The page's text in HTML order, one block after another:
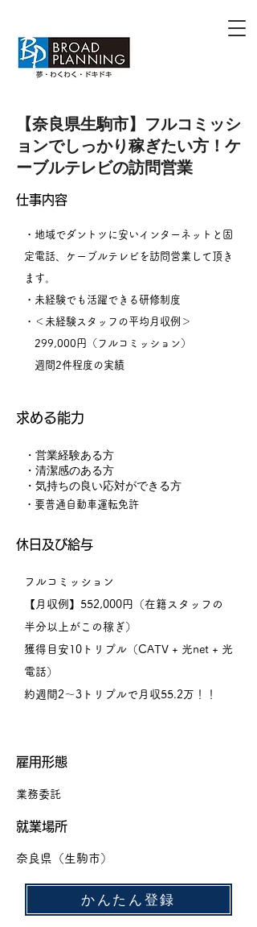
【奈良県生駒市】フルコミッシ
ョンでしっかり稼ぎたい方！ケ
ーブルテレビの訪問営業
​仕事内容
・地域でダントツに安いインターネットと固
定電話、ケーブルテレビを訪問営業して頂き
ます。
・未経験でも活躍できる研修制度
・＜未経験スタッフの平均月収例＞
299,000円（フルコミッション）
週間2件程度の実績
​求める能力
・営業経験ある方
・清潔感のある方
・気持ちの良い応対ができる方
​・要普通自動車運転免許
​休日及び給与
フルコミッション
【月収例】552,000円（在籍スタッフの
半分以上がこの稼ぎ）
獲得目安10トリプル（CATV + 光net + 光
電話）
約週間2～3トリプルで月収55.2万！！
​雇用形態
​業務委託
​就業場所
​奈良県（生駒市）
かんたん登録